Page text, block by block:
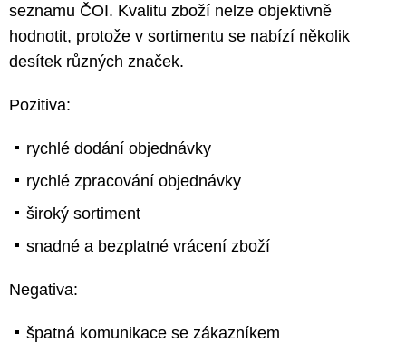
seznamu ČOI. Kvalitu zboží nelze objektivně
hodnotit, protože v sortimentu se nabízí několik
desítek různých značek.
Pozitiva:
rychlé dodání objednávky
rychlé zpracování objednávky
široký sortiment
snadné a bezplatné vrácení zboží
Negativa:
špatná komunikace se zákazníkem